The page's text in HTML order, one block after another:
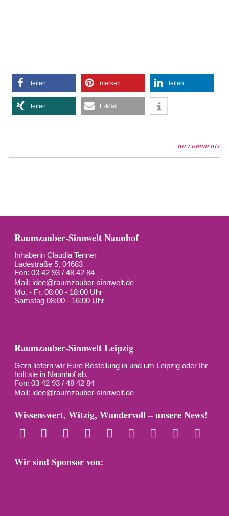
teilen merken teilen
teilen E-Mail
no comments
Raumzauber-Sinnwelt Naunhof
Inhaberin Claudia Tenner
Ladestraße 5, 04683
Fon: 03 42 93 / 48 42 84
Mail: idee@raumzauber-sinnwelt.de
Mo. - Fr. 08:00 - 18:00 Uhr
Samstag 08:00 - 16:00 Uhr
Raumzauber-Sinnwelt Leipzig
Gern liefern wir Eure Bestellung in und um Leipzig oder Ihr
holt sie in Naunhof ab.
Fon: 03 42 93 / 48 42 84
Mail: idee@raumzauber-sinnwelt.de
Wissenswert, Witzig, Wundervoll – unsere News!
Wir sind Sponsor von: